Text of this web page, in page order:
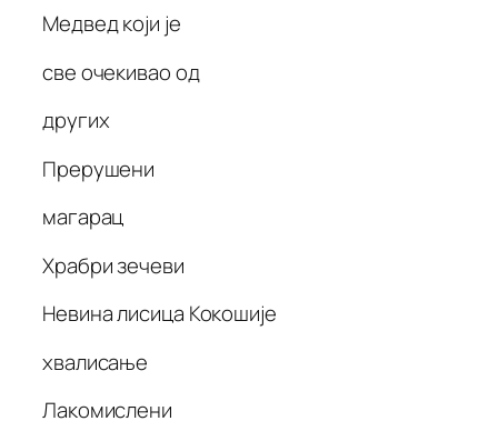
Медвед који је
све очекивао од
других
Прерушени
магарац
Храбри зечеви
Невина лисица Кокошије
хвалисање
Лакомислени